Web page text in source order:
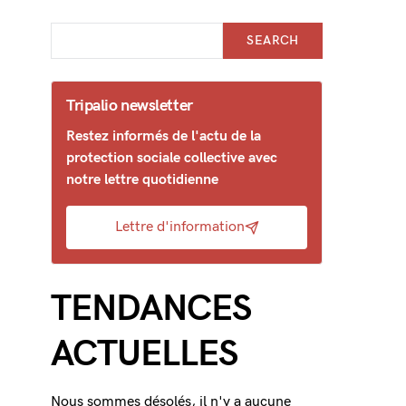
SEARCH
Tripalio newsletter
Restez informés de l'actu de la
protection sociale collective avec
notre lettre quotidienne
Lettre d'information
TENDANCES
ACTUELLES
Nous sommes désolés, il n'y a aucune